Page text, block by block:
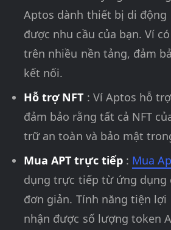
Aptos dành thiết bị di động
được nhu cầu của bạn. Ví
trên nhiều nền tảng, đảm
kết nối.
Hỗ trợ NFT : Ví Aptos hỗ
đảm bảo rằng tất cả NFT
trữ an toàn và bảo mật
Mua APT trực tiếp : Mua
dụng trực tiếp từ ứng dụng
đơn giản. Tính năng tiện lợi
nhận được số lượng token